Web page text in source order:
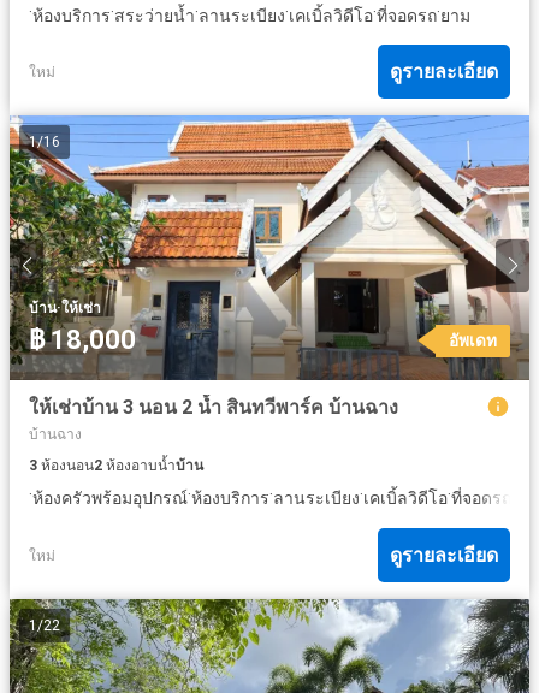
·ห้องบริการ·สระว่ายน้ำ·ลานระเบียง·เคเบิ้ลวิดีโอ·ที่จอดรถ·ยาม
ใหม่ ดูรายละเอียด
1/16
บ้าน·ให้เช่า
฿ 18,000 อัพเดท
ให้เช่าบ้าน 3 นอน 2 น้ำ สินทวีพาร์ค บ้านฉาง
บ้านฉาง
3 ห้องนอน2 ห้องอาบน้ำบ้าน
·ห้องครัวพร้อมอุปกรณ์·ห้องบริการ·ลานระเบียง·เคเบิ้ลวิดีโอ·ที่จอดรถ
ใหม่ ดูรายละเอียด
1/22